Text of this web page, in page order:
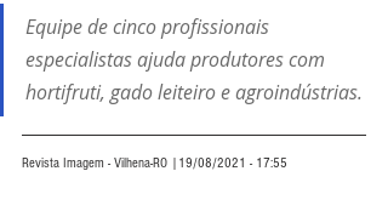
Equipe de cinco profissionais
especialistas ajuda produtores com
hortifruti, gado leiteiro e agroindústrias.
Revista Imagem - Vilhena-RO |19/08/2021 - 17:55